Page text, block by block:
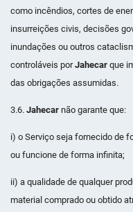
como incêndios, cortes de
insurreições civis, decisões
inundações ou outros
controláveis porJahecarque
das obrigações assumidas.
3.6. Jahecarnão garante que:
i) o Serviço seja fornecido de
ou funcione de forma infinita;
ii) a qualidade de qualquer
material comprado ou obtido